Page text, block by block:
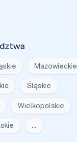
Mazowieckie
Śląskie
Wielkopolskie
…